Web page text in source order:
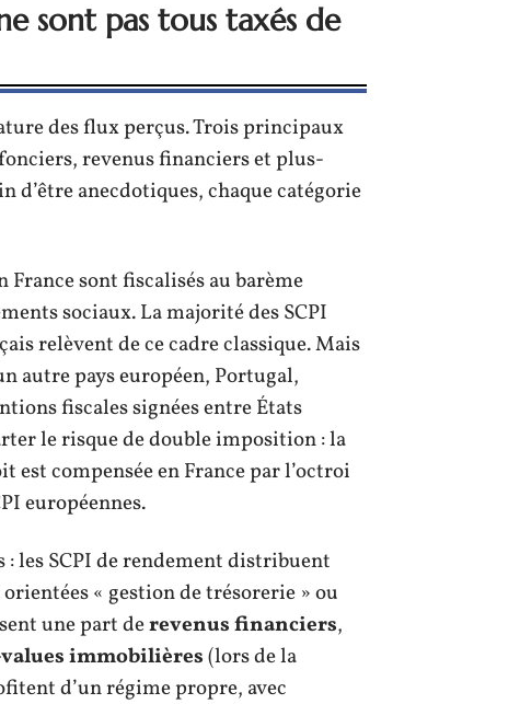
sont pas tous taxés de
des flux perçus. Trois principaux
revenus financiers et plus-
anecdotiques, chaque catégorie
France sont fiscalisés au barème
sociaux. La majorité des SCPI
relèvent de ce cadre classique. Mais
autre pays européen, Portugal,
fiscales signées entre États
le risque de double imposition : la
est compensée en France par l’octroi
européennes.
: les SCPI de rendement distribuent
orientées « gestion de trésorerie » ou
une part derevenus financiers,
immobilières(lors de la
d’un régime propre, avec